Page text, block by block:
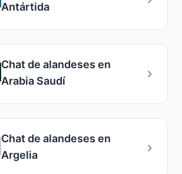
Antártida
Chat de alandeses en
Arabia Saudí
Chat de alandeses en
Argelia